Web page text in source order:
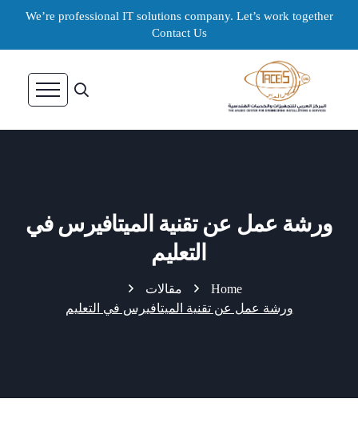
We’re professional IT solutions company. Let’s work together
Contact Us
ورشة عمل عن تقنية الميتافيرس في
التعليم
Home
مقالات
ورشة عمل عن تقنية الميتافيرس في التعليم